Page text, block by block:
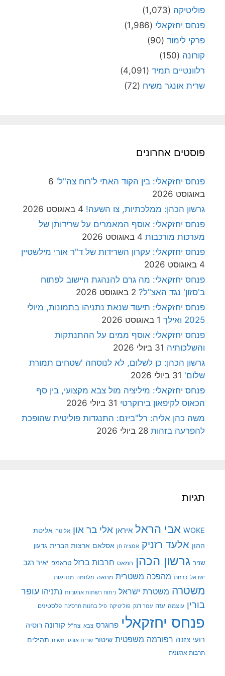
פוליטיקה (1,073)
פנחס יחזקאלי (1,986)
פרקי לימוד (90)
קורונה (150)
רלוונטיים תמיד (4,091)
שרית אונגר משיח (72)
פוסטים אחרונים
פנחס יחזקאלי: בין הקוד האתי ל'רוח צה"ל' 6
באוגוסט 2026
גרשון הכהן: ממלכתיות, צו השעה! 4 באוגוסט 2026
פנחס יחזקאלי: אוסף המאמרים על שרידותן של
מערכות מורכבות 4 באוגוסט 2026
פנחס יחזקאלי: עקרון השרידות של ד"ר אורי מילשטיין
4 באוגוסט 2026
פנחס יחזקאלי: מה גרם להנהגת היישוב לפתוח
ב'סזון' נגד האצ"ל? 2 באוגוסט 2026
פנחס יחזקאלי: תיעוד שנאת נתניהו בתמונות, מיולי
2025 ואילך
1 באוגוסט 2026
פנחס יחזקאלי: אוסף ממים על ההתנתקות
והשלכותיה 31 ביולי 2026
גרשון הכהן: כן לשלום, לא לנוסחה 'שטחים תמורת
שלום' 31 ביולי 2026
פנחס יחזקאלי: מיליציה מול צבא מקצועי, בין סף
הכאוס לקיפאון בירוקרטי 31 ביולי 2026
משה כהן אליה: רל"ביזם: התנגדות פוליטית שהופכת
להפרעה בזהות 28 ביולי 2026
תגיות
WOKE אבי הראל איראן אלי בר און אליטה אליטת
ההון אלעד רזניק אמציה חן אסלאם ארצות הברית גדעון
שניר גרשון הכהן חמאס חרבות ברזל טראמפ יאיר רגב
ישראל כרזות מהפכה משטרית מחאה מלחמה מנהיגות
משטרה משטרת ישראל ניתוח רשתות ארגוניות נתניהו עופר
בורין עוצמה עזה עמר דנק פוליטיקה פיל בחנות חרסינה פלסטינים
פנחס יחזקאלי פרוגרס צבא צה"ל קורונה רוסיה
רועי צזנה רפורמה משפטית שיטור שרית אונגר משיח תהילים
תרבות ארגונית